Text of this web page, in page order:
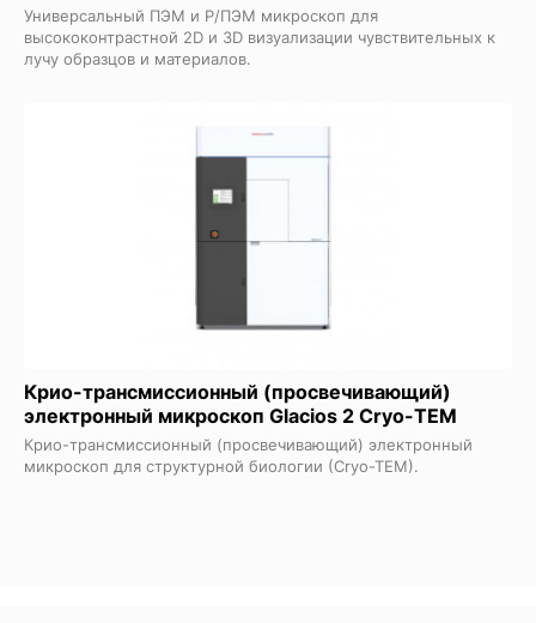
Универсальный ПЭМ и Р/ПЭМ микроскоп для
высококонтрастной 2D и 3D визуализации чувствительных к
лучу образцов и материалов.
Крио-трансмиссионный (просвечивающий)
электронный микроскоп Glacios 2 Cryo-TEM
Крио-трансмиссионный (просвечивающий) электронный
микроскоп для структурной биологии (Cryo-TEM).